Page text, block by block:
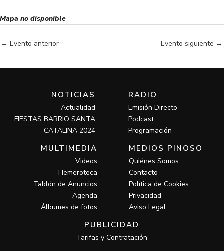
Mapa no disponible
← Evento anterior Evento siguiente →
NOTICIAS
Actualidad
FIESTAS BARRIO SANTA
CATALINA 2024
RADIO
Emisión Directo
Podcast
Programación
MULTIMEDIA
Videos
Hemeroteca
Tablón de Anuncios
Agenda
Álbumes de fotos
MEDIOS PINOSO
Quiénes Somos
Contacto
Política de Cookies
Privacidad
Aviso Legal
PUBLICIDAD
Tarifas y Contratación